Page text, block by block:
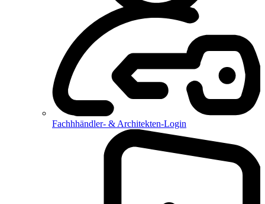
Fachhhändler- & Architekten-Login